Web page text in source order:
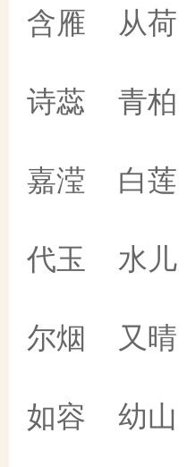
含雁 从
诗蕊 青
嘉滢 白
代玉 水
尔烟 又
如容 幼